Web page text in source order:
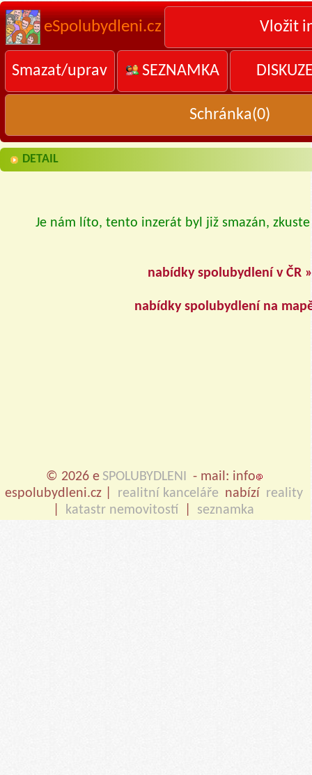
eSpolubydleni.cz Vložit
Smazat/uprav SEZNAMKA
Schránka(0)
DETAIL
Je nám líto, tento inzerát byl již smazán,
nabídky spolubydlení v ČR »
nabídky spolubydlení na
© 2026 e SPOLUBYDLENI - mail: info
espolubydleni.cz |
realitní kanceláře nabízí reality
katastr nemovitostí seznamka